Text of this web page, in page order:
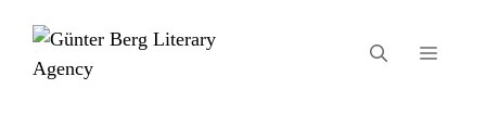
Inhalt
springen